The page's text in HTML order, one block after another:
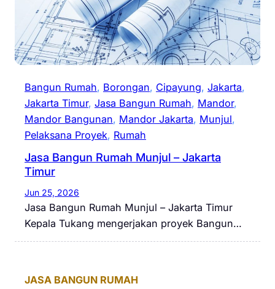
Bangun Rumah, Borongan, Cipayung, Jakarta
Jakarta Timur, Jasa Bangun Rumah, Mandor
Mandor Bangunan, Mandor Jakarta, Munjul
Pelaksana Proyek, Rumah
Jasa Bangun Rumah Munjul – Jakarta
Timur
Jun 25, 2026
Jasa Bangun Rumah Munjul – Jakarta Timur
Kepala Tukang mengerjakan proyek Bangun…
JASA BANGUN RUMAH